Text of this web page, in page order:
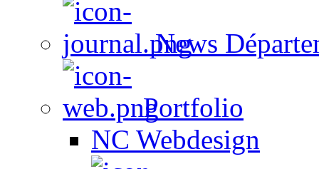
News
Portfolio
NC Webdesign